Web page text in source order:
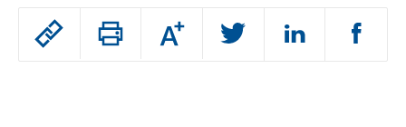
Passer
Augmenter
ou